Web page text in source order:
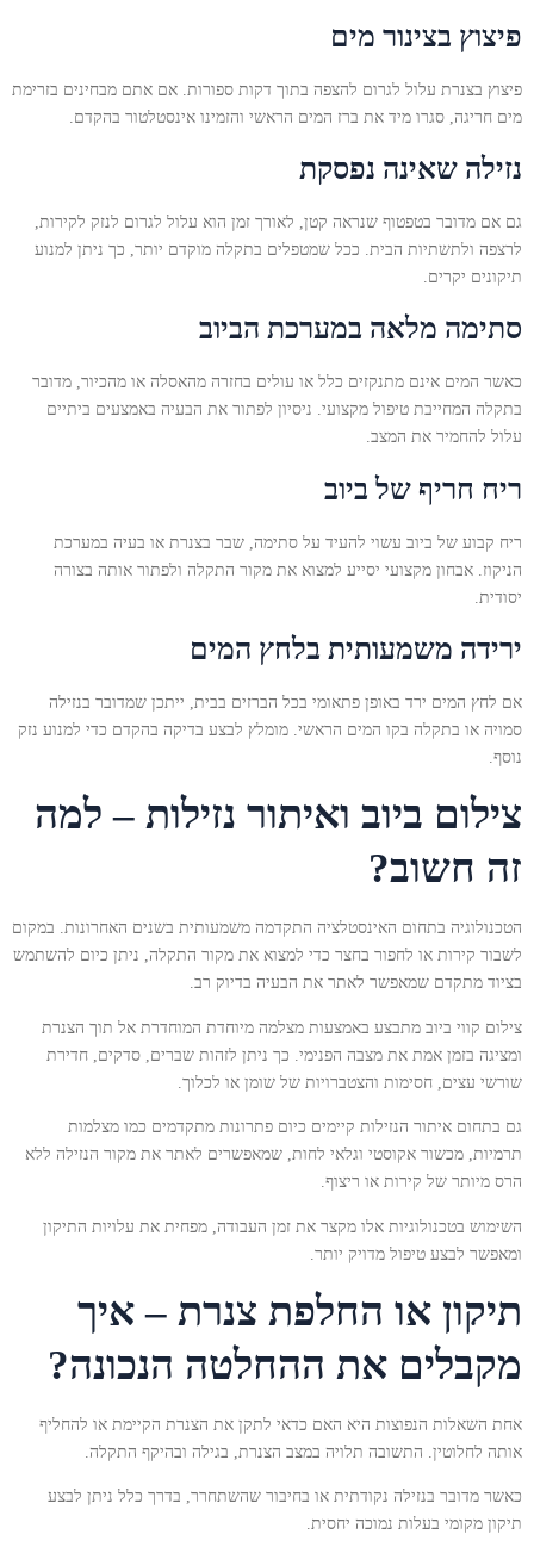
פיצוץ בצינור מים
פיצוץ בצנרת עלול לגרום להצפה בתוך דקות ספורות. אם אתם מבחינים בזרימת
מים חריגה, סגרו מיד את ברז המים הראשי והזמינו אינסטלטור בהקדם.
נזילה שאינה נפסקת
גם אם מדובר בטפטוף שנראה קטן, לאורך זמן הוא עלול לגרום לנזק לקירות,
לרצפה ולתשתיות הבית. ככל שמטפלים בתקלה מוקדם יותר, כך ניתן למנוע
תיקונים יקרים.
סתימה מלאה במערכת הביוב
כאשר המים אינם מתנקזים כלל או עולים בחזרה מהאסלה או מהכיור, מדובר
בתקלה המחייבת טיפול מקצועי. ניסיון לפתור את הבעיה באמצעים ביתיים
עלול להחמיר את המצב.
ריח חריף של ביוב
ריח קבוע של ביוב עשוי להעיד על סתימה, שבר בצנרת או בעיה במערכת
הניקוז. אבחון מקצועי יסייע למצוא את מקור התקלה ולפתור אותה בצורה
יסודית.
ירידה משמעותית בלחץ המים
אם לחץ המים ירד באופן פתאומי בכל הברזים בבית, ייתכן שמדובר בנזילה
סמויה או בתקלה בקו המים הראשי. מומלץ לבצע בדיקה בהקדם כדי למנוע נזק
נוסף.
צילום ביוב ואיתור נזילות – למה
זה חשוב?
הטכנולוגיה בתחום האינסטלציה התקדמה משמעותית בשנים האחרונות. במקום
לשבור קירות או לחפור בחצר כדי למצוא את מקור התקלה, ניתן כיום להשתמש
בציוד מתקדם שמאפשר לאתר את הבעיה בדיוק רב.
צילום קווי ביוב מתבצע באמצעות מצלמה מיוחדת המוחדרת אל תוך הצנרת
ומציגה בזמן אמת את מצבה הפנימי. כך ניתן לזהות שברים, סדקים, חדירת
שורשי עצים, חסימות והצטברויות של שומן או לכלוך.
גם בתחום איתור הנזילות קיימים כיום פתרונות מתקדמים כמו מצלמות
תרמיות, מכשור אקוסטי וגלאי לחות, שמאפשרים לאתר את מקור הנזילה ללא
הרס מיותר של קירות או ריצוף.
השימוש בטכנולוגיות אלו מקצר את זמן העבודה, מפחית את עלויות התיקון
ומאפשר לבצע טיפול מדויק יותר.
תיקון או החלפת צנרת – איך
מקבלים את ההחלטה הנכונה?
אחת השאלות הנפוצות היא האם כדאי לתקן את הצנרת הקיימת או להחליף
אותה לחלוטין. התשובה תלויה במצב הצנרת, בגילה ובהיקף התקלה.
כאשר מדובר בנזילה נקודתית או בחיבור שהשתחרר, בדרך כלל ניתן לבצע
תיקון מקומי בעלות נמוכה יחסית.